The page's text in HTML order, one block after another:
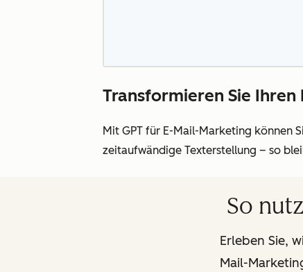
Transformieren Sie
Mit GPT für E-Mail-Marketing können
zeitaufwändige Texterstellung – so
So
Erleben Sie,
Mail-